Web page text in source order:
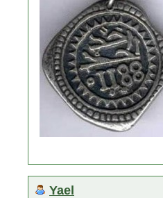
Yael